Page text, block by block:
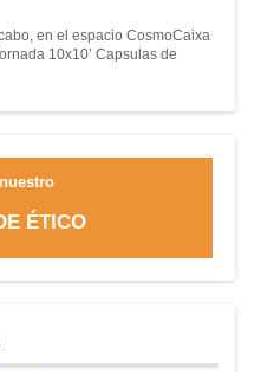
en el espacio CosmoCaixa
10x10’ Capsulas de
ÉTICO